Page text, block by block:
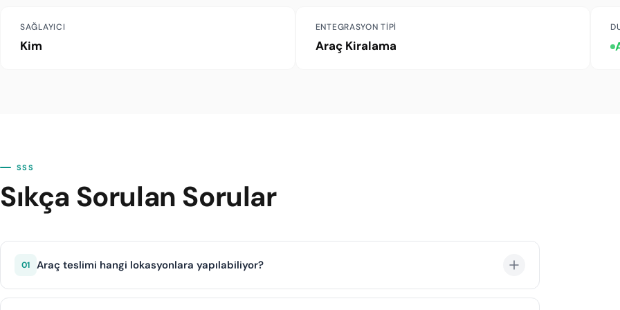
SAĞLAYICI
Kim
ENTEGRASYON TIPI
Araç Kiralama
SSS
Sıkça Sorulan Sorular
01 Araç teslimi hangi lokasyonlara yapılabiliyor?
Kim, otel, havalimanı, ev ve ofis adresleri dahil olmak üzere hizmet bölgesi içindeki tüm lokasyonlara araç